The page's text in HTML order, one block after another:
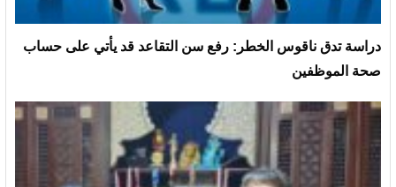
دراسة تدق ناقوس الخطر: رفع سن التقاعد قد يأتي على حساب
صحة الموظفين